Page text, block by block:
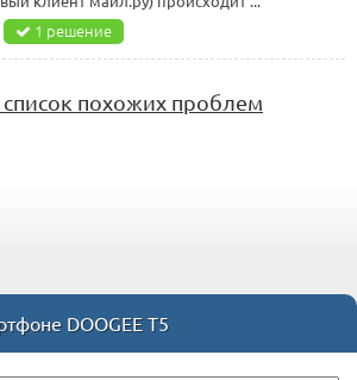
1 решение
похожих проблем
DOOGEE T5